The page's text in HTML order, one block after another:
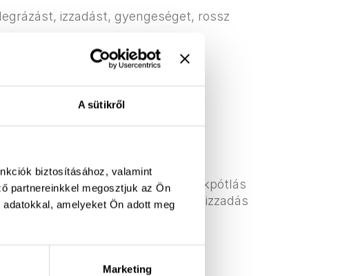
A sütikről
biztosításához, valamint
partnereinkkel megosztjuk az Ön
amelyeket Ön adott meg
Marketing
izzadást, gyengeséget, rossz
fontos
megfelelő hidratálása – A folyadékpótlás
a regenerációhoz, különösen izzadás